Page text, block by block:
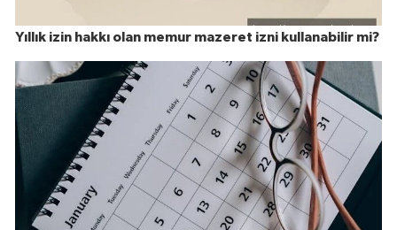
Yıllık izin hakkı olan memur mazeret izni kullanabilir mi?